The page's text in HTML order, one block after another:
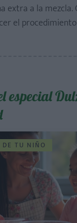
extra a la mezcla.
el
especial
TU NIÑO